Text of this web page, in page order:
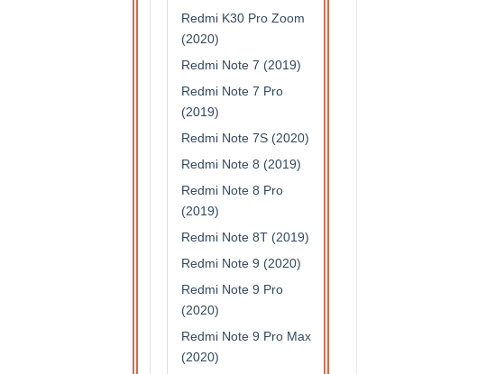
Redmi K30 Pro Zoom
(2020)
Redmi Note 7 (2019)
Redmi Note 7 Pro
(2019)
Redmi Note 7S (2020)
Redmi Note 8 (2019)
Redmi Note 8 Pro
(2019)
Redmi Note 8T (2019)
Redmi Note 9 (2020)
Redmi Note 9 Pro
(2020)
Redmi Note 9 Pro Max
(2020)